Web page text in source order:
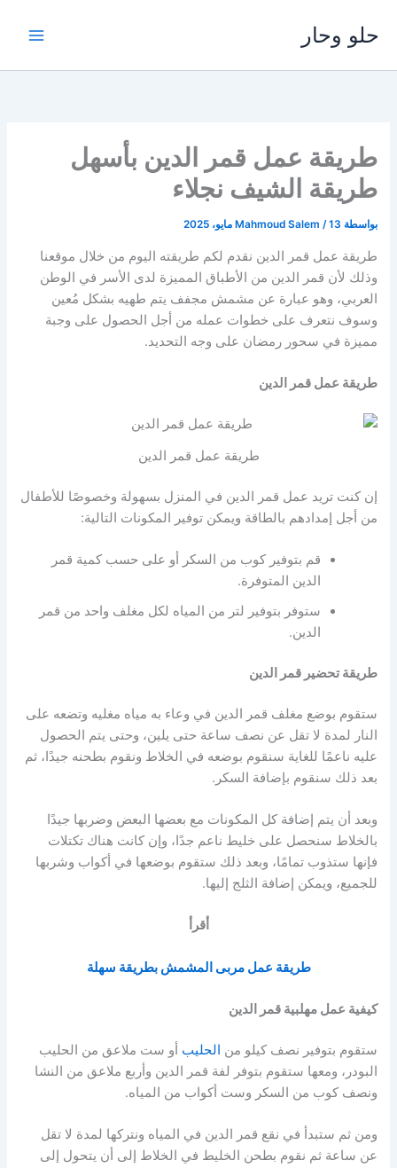
المحتوى
حلو وحار
طريقة عمل قمر الدين بأسهل
طريقة الشيف نجلاء
بواسطة Mahmoud Salem /13 مايو، 2025
طريقة عمل قمر الدين نقدم لكم طريقته اليوم من خلال موقعنا
وذلك لأن قمر الدين من الأطباق المميزة لدى الأسر في الوطن
العربي، وهو عبارة عن مشمش مجفف يتم طهيه بشكل مُعين
وسوف نتعرف على خطوات عمله من أجل الحصول على وجبة
مميزة في سحور رمضان على وجه التحديد.
طريقة عمل قمر الدين
طريقة عمل قمر الدين
إن كنت تريد عمل قمر الدين في المنزل بسهولة وخصوصًا للأطفال
من أجل إمدادهم بالطاقة ويمكن توفير المكونات التالية:
قم بتوفير كوب من السكر أو على حسب كمية قمر
الدين المتوفرة.
ستوفر بتوفير لتر من المياه لكل مغلف واحد من قمر
الدين.
طريقة تحضير قمر الدين
ستقوم بوضع مغلف قمر الدين في وعاء به مياه مغليه وتضعه على
النار لمدة لا تقل عن نصف ساعة حتى يلين، وحتى يتم الحصول
عليه ناعمًا للغاية سنقوم بوضعه في الخلاط ونقوم بطحنه جيدًا، ثم
بعد ذلك سنقوم بإضافة السكر.
وبعد أن يتم إضافة كل المكونات مع بعضها البعض وضربها جيدًا
بالخلاط سنحصل على خليط ناعم جدًا، وإن كانت هناك تكتلات
فإنها ستذوب تمامًا، وبعد ذلك ستقوم بوضعها في أكواب وشربها
للجميع، ويمكن إضافة الثلج إليها.
أقرأ
طريقة عمل مربى المشمش بطريقة سهلة
كيفية عمل مهلبية قمر الدين
ستقوم بتوفير نصف كيلو من الحليب أو ست ملاعق من الحليب
البودر، ومعها ستقوم بتوفر لفة قمر الدين وأربع ملاعق من النشا
ونصف كوب من السكر وست أكواب من المياه.
ومن ثم ستبدأ في نقع قمر الدين في المياه ونتركها لمدة لا تقل
عن ساعة ثم نقوم بطحن الخليط في الخلاط إلى أن يتحول إلى